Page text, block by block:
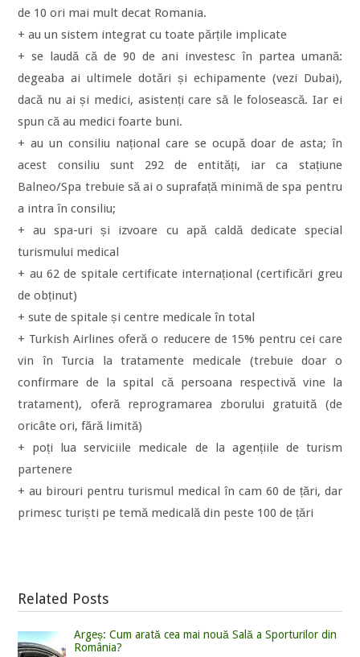
de 10 ori mai mult decat Romania.
+ au un sistem integrat cu toate părțile implicate
+ se laudă că de 90 de ani investesc în partea umană:
degeaba ai ultimele dotări și echipamente (vezi Dubai),
dacă nu ai și medici, asistenți care să le folosească. Iar ei
spun că au medici foarte buni.
+ au un consiliu național care se ocupă doar de asta; în
acest consiliu sunt 292 de entități, iar ca stațiune
Balneo/Spa trebuie să ai o suprafață minimă de spa pentru
a intra în consiliu;
+ au spa-uri și izvoare cu apă caldă dedicate special
turismului medical
+ au 62 de spitale certificate internațional (certificări greu
de obținut)
+ sute de spitale și centre medicale în total
+ Turkish Airlines oferă o reducere de 15% pentru cei care
vin în Turcia la tratamente medicale (trebuie doar o
confirmare de la spital că persoana respectivă vine la
tratament), oferă reprogramarea zborului gratuită (de
oricâte ori, fără limită)
+ poți lua serviciile medicale de la agențiile de turism
partenere
+ au birouri pentru turismul medical în cam 60 de țări, dar
primesc turiști pe temă medicală din peste 100 de țări
Related Posts
Argeș: Cum arată cea mai nouă Sală a Sporturilor din
România?